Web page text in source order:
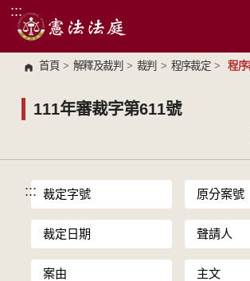
跳到主要內容區塊
:::
首頁 > 解釋及裁判 > 裁判 > 程序裁定 > 程序
111年審裁字第611號
::: 裁定字號 原分案號
裁定日期 聲請人
案由 主文